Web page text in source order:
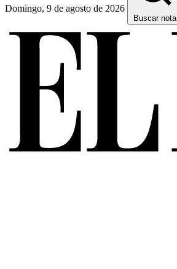
Domingo, 9 de agosto de 2026
Buscar nota